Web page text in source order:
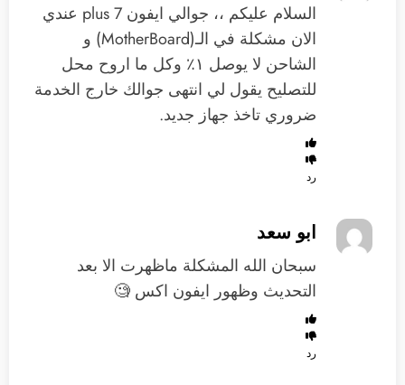
السلام عليكم ،، جوالي ايفون 7 plus عندي
الان مشكلة في الـ(MotherBoard) و
الشاحن لا يوصل ١٪؜ وكل ما اروح محل
للتصليح يقول لي انتهى جوالك خارج الخدمة
ضروري تاخذ جهاز جديد.
رد
ابو سعد
سبحان الله المشكلة ماظهرت الا بعد
التحديث وظهور ايفون اكس 🧐
رد